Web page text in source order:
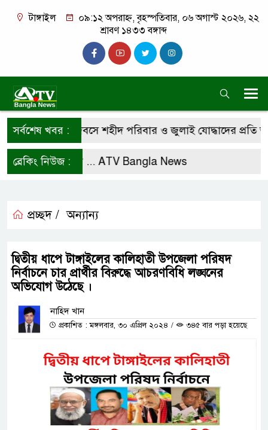
টাঙ্গাইল
০৯:১২ অপরাহ্ন, বৃহস্পতিবার, ০৬ অগাস্ট ২০২৬, ২২
শ্রাবণ ১৪৩৩ বঙ্গাব্দ
সর্বশেষ খবর :দিবসে শহীদ পরিবার ও জুলাই যোদ্ধাদের প্রতি
ব্রেকিং নিউজ :
করে রাখুন ... ATV Bangla News
প্রচ্ছদ / অন্যান্য
দ্বিতীয় ধাপে টাঙ্গাইলের কালিহাতী উপজেলা পরিষদ
নির্বাচনে চার প্রার্থীর বিরুদ্ধে আচরণবিধি লঙ্ঘনের
অভিযোগ উঠেছে ।
নাহিদ খান
প্রকাশিত : মঙ্গলবার, ৩০ এপ্রিল ২০২৪ / ৩৪৫ বার পড়া হয়েছে